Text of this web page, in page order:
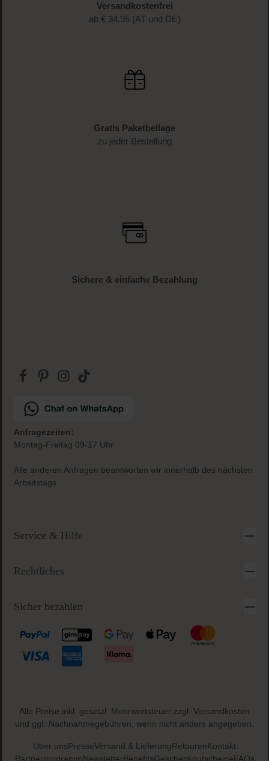
Versandkostenfrei
ab € 34.95 (AT und DE)
Gratis Paketbeilage
zu jeder Bestellung
Sichere & einfache Bezahlung
Anfragezeiten:
Montag-Freitag 09-17 Uhr
Alle anderen Anfragen beantworten wir innerhalb des nächsten
Arbeitstags
Service & Hilfe
Rechtliches
Sicher bezahlen
Alle Preise inkl. gesetzl. Mehrwertsteuer zzgl. Versandkosten
und ggf. Nachnahmegebühren, wenn nicht anders angegeben.
Über unsPresseVersand & LieferungRetourenKontakt
PartnerprogrammNewsletterBenefitsGeschenkgutscheineFAQs